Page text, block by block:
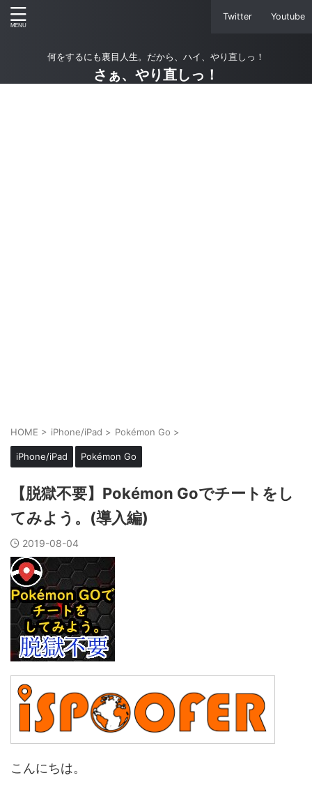
Twitter Youtube
何をするにも裏目人生。だから、ハイ、やり直しっ！
さぁ、やり直しっ！
HOME > iPhone/iPad > Pokémon Go >
iPhone/iPad Pokémon Go
【脱獄不要】Pokémon Goでチートをし
てみよう。(導入編)
2019-08-04
こんにちは。